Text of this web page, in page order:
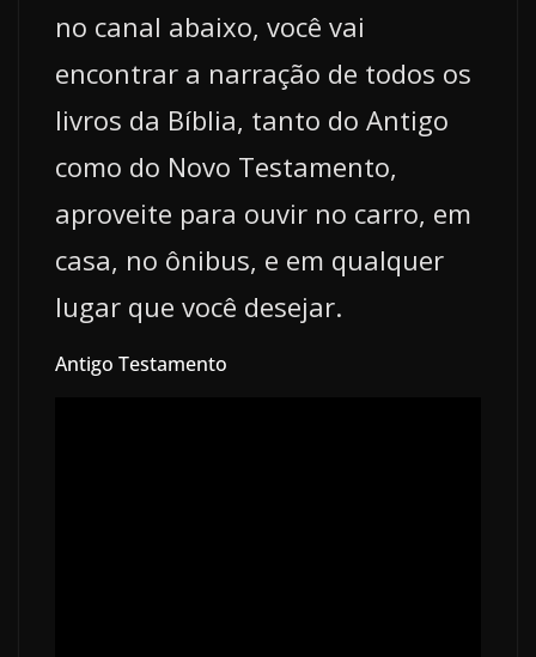
no canal abaixo, você vai
encontrar a narração de todos os
livros da Bíblia, tanto do Antigo
como do Novo Testamento,
aproveite para ouvir no carro, em
casa, no ônibus, e em qualquer
lugar que você desejar.
Antigo Testamento